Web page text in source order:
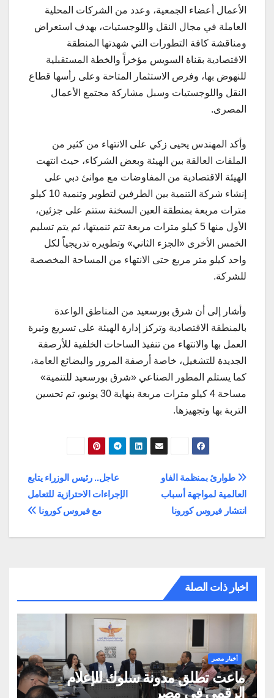
الأعمال أعضاء الجمعية، وعدد من الشركات المحلية
العاملة في مجال النقل واللوجستيات، بهدف استعراض
ومناقشة كافة التطورات التي شهدتها المنطقة
الاقتصادية بقناة السويس مؤخراً والخطة المستقبلية
للنهوض بها، وفرص الاستثمار المتاحة وعلى رأسها قطاع
النقل واللوجستيات وسبل مشاركة مجتمع الأعمال
المصرى.
وأكد المهندس يحيى زكي على الانتهاء من كثير من
الملفات العالقة بين الهيئة وبعض الشركاء، حيث انتهت
الهيئة الاقتصادية من المفاوضات مع موانئ دبي على
إنشاء شركة التنمية بين الطرفين لتطوير وتنمية 10 كيلو
مترات مربعة بمنطقة العين السخنة ستتم على جزئين،
الأول منها 5 كيلو مترات مربعة تتم تنميتها، ثم يتم تسليم
الخمس الأخرى «الجزء الثاني» وتطويره تدريجياً لكل
واحد كيلو متر مربع حتى الانتهاء من المساحة المخصصة
للشركة.
وأشار إلى أن شرق بورسعيد من المناطق الواعدة
بالمنطقة الاقتصادية وتركز إدارة الهيئة على تسريع وتيرة
العمل بها والانتهاء من تنفيذ الساحات الخلفية للأرصفة
الجديدة للتشغيل، خاصة أرصفة المرور والبضائع العامة،
كما يستلم المطور الصناعي «شرق بورسعيد للتنمية»
مساحة 4 كيلو مترات مربعة بنهاية 30 يونيو، تم تحسين
التربة بها وتجهيزها.
تصفّح
المقالات
عاجل.. رئيس الوزراء يتابع
الإجراءات الاحترازية للتعامل
مع فيروس كورونا
طوارئ بمنظمة الفاو
العالمية لمواجهة أسباب
انتشار فيروس كورونا
اخبار ذات الصلة
أخبار مصر
ماعت تطلق مدونة سلوك للإعلام
الرقمي في مصر